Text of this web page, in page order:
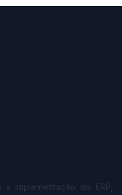
implementação do ERP,